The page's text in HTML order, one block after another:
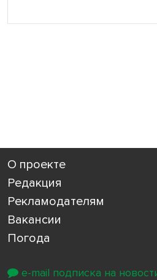
О проекте
Редакция
Рекламодателям
Вакансии
Погода
e-mail подписка на